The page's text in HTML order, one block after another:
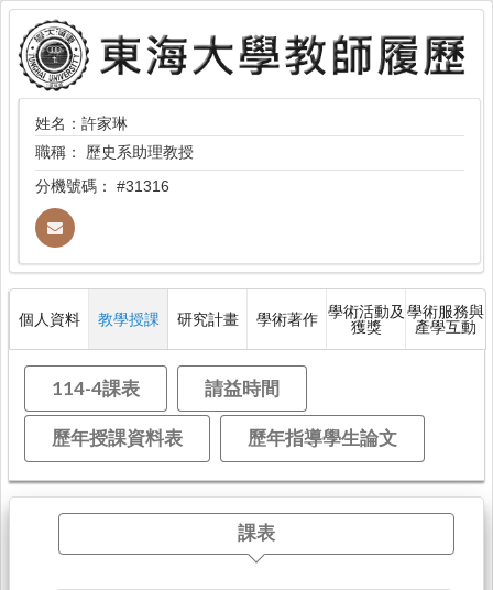
姓名：許家琳
職稱： 歷史系助理教授
分機號碼： #31316
個人資料 教學授課 研究計畫 學術著作 學術活動及
獲獎
學術服務與
產學互動
114-4課表 請益時間
歷年授課資料表 歷年指導學生論文
課表